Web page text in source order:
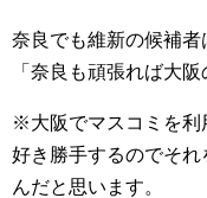
奈良でも維新の候補者
「奈良も頑張れば大阪
※大阪でマスコミを利
好き勝手するのでそ
んだと思います。